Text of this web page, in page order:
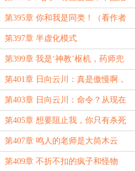
着
第395章 你和我是同类！（看作者
说）
第397章 半虚化模式
第399章 我是‘神教’枢机，药师兜
第401章 日向云川：真是傲慢啊，
宇智波鼬
第403章 日向云川：命令？从现在
开始，我说的，就是命令
第405章 想要阻止我，你只有杀死
我（合章）
第407章 鸣人的老师是大筒木云
式？！（5k合章）
第409章 不折不扣的疯子和怪物